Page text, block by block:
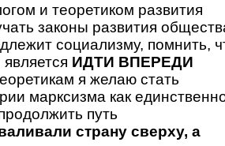
и теоретиком развития
законы развития
социализму, помнить,
ИДТИ ВПЕРЕДИ
я желаю стать
марксизма как
путь
страну сверху, а